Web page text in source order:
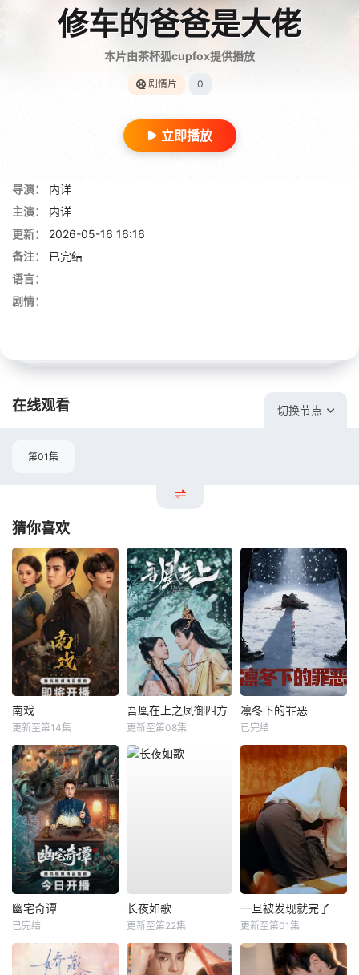
修车的爸爸是大佬
本片由茶杯狐cupfox提供播放
剧情片 0
立即播放
导演：
内详
主演：
内详
更新：
2026-05-16 16:16
备注：
已完结
语言：
剧情：
在线观看 切换节点
第01集
猜你喜欢
南戏
更新至第14集
吾凰在上之凤御四方
更新至第08集
凛冬下的罪恶
已完结
幽宅奇谭
已完结
长夜如歌
更新至第22集
一旦被发现就完了
更新至第01集